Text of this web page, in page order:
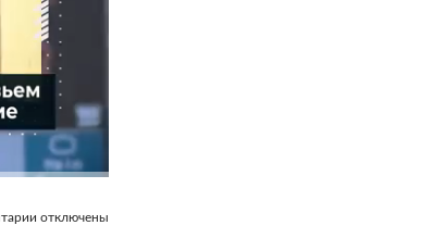
отключены